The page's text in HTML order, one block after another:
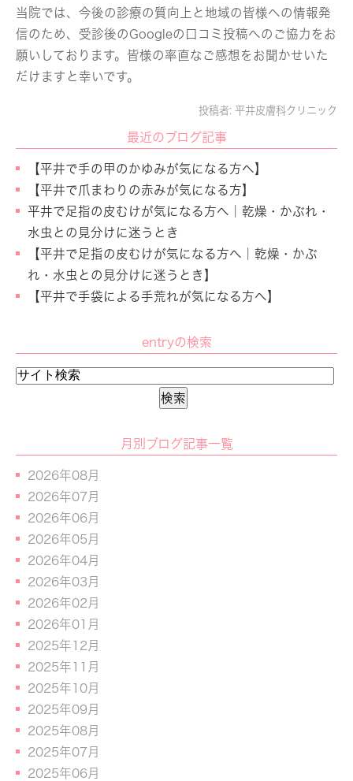
当院では、今後の診療の質向上と地域の皆様への情報発
信のため、受診後のGoogleの口コミ投稿へのご協力をお
願いしております。皆様の率直なご感想をお聞かせいた
だけますと幸いです。
投稿者: 平井皮膚科クリニック
最近のブログ記事
【平井で手の甲のかゆみが気になる方へ】
【平井で爪まわりの赤みが気になる方】
平井で足指の皮むけが気になる方へ｜乾燥・かぶれ・
水虫との見分けに迷うとき
【平井で足指の皮むけが気になる方へ｜乾燥・かぶ
れ・水虫との見分けに迷うとき】
【平井で手袋による手荒れが気になる方へ】
entryの検索
月別ブログ記事一覧
2026年08月
2026年07月
2026年06月
2026年05月
2026年04月
2026年03月
2026年02月
2026年01月
2025年12月
2025年11月
2025年10月
2025年09月
2025年08月
2025年07月
2025年06月